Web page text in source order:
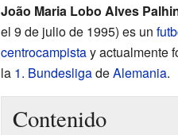
João Maria Lobo Alves
el 9 de julio de 1995) es un
centrocampistay actualmente
la 1. BundesligadeAlemania.
Contenido